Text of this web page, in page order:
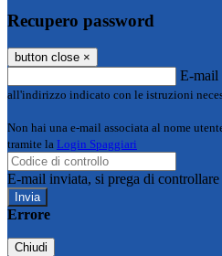
Recupero password
button close ×
E-mail
all'indirizzo indicato con le istruzioni
Non hai una e-mail associata al nome
tramite la Login Spaggiari
E-mail inviata, si prega di
Errore
Chiudi